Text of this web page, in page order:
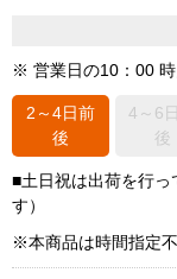
※ 営業日の10：00
2～4日前
後
4～6
後
■土日祝は出荷を行っ
す）
※本商品は時間指定